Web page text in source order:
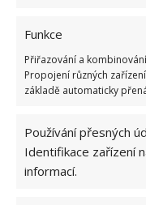
Funkce
Přiřazování a
Propojení různých
základě automaticky
Používání přesných
Identifikace zařízení
informací.
Mouchy
8.8.2026
Díky
problém.